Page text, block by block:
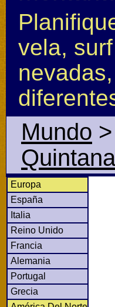
vela,
Mundo >
Europa
España
Italia
Reino Unido
Francia
Alemania
Portugal
Grecia